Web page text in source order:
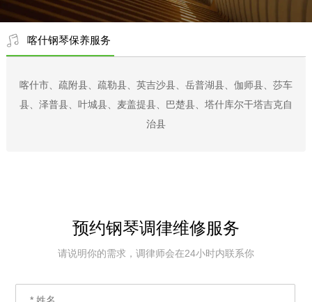
喀什钢琴保养服务
喀什市、疏附县、疏勒县、英吉沙县、岳普湖县、伽师县、莎车
县、泽普县、叶城县、麦盖提县、巴楚县、塔什库尔干塔吉克自
治县
预约钢琴调律维修服务
请说明你的需求，调律师会在24小时内联系你